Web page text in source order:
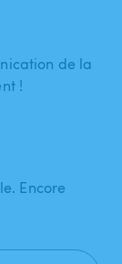
de la
!
Encore